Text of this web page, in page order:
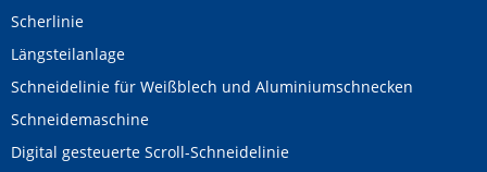
Scherlinie
Längsteilanlage
Schneidelinie für Weißblech und Aluminiumschnecken
Schneidemaschine
Digital gesteuerte Scroll-Schneidelinie